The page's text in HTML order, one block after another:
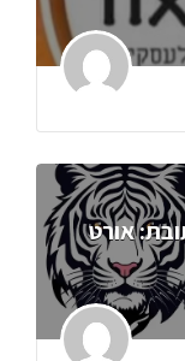
אורט